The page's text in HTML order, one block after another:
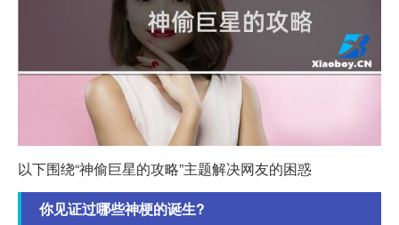
以下围绕“神偷巨星的攻略”主题解决网友的困惑
你见证过哪些神梗的诞生?